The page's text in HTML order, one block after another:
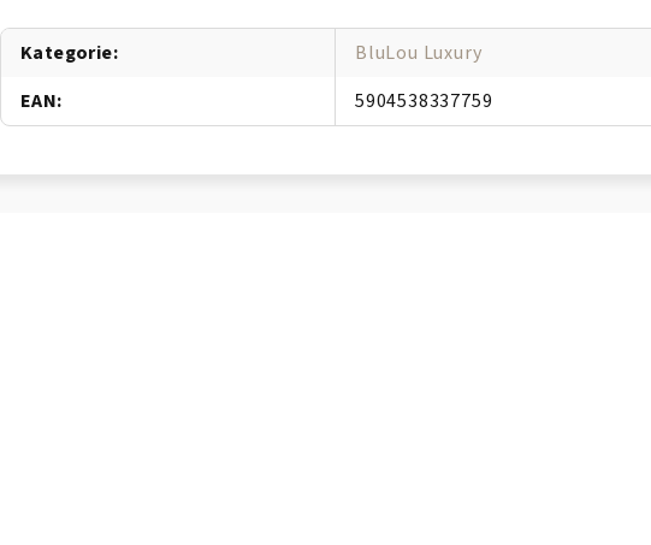
Kategorie:
BluLou Luxury
EAN: 5904538337759